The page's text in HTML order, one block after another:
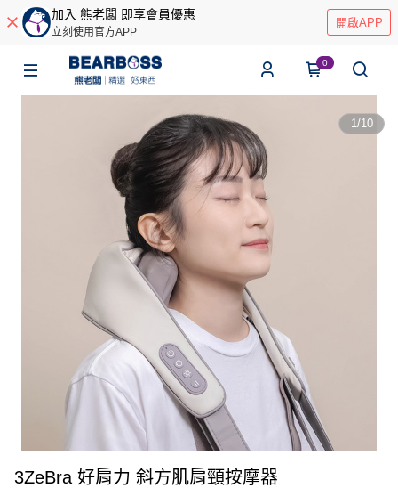
加入 熊老闆 即享會員優惠
立刻使用官方APP
開啟APP
0
1/10
3ZeBra 好肩力 斜方肌肩頸按摩器